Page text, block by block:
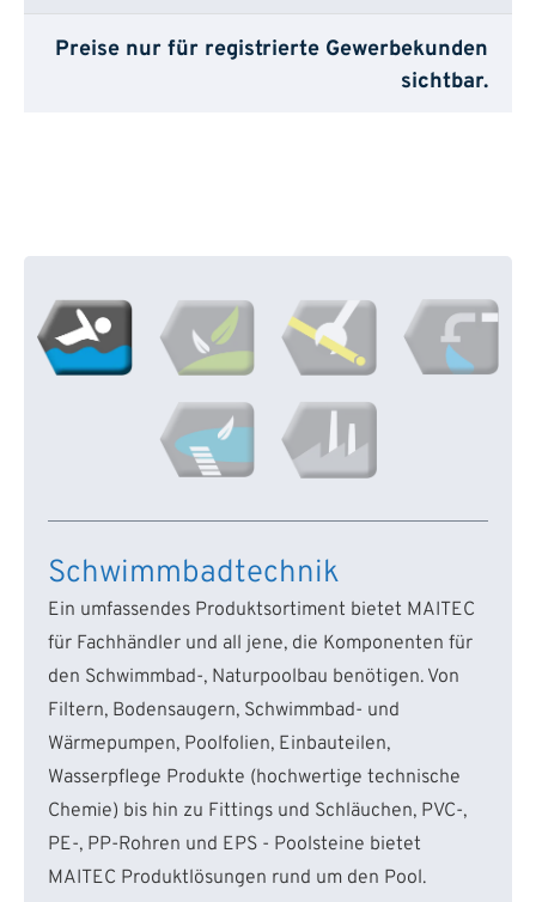
Preise nur für registrierte Gewerbekunden
sichtbar.
Schwimmbadtechnik
Ein umfassendes Produktsortiment bietet MAITEC
für Fachhändler und all jene, die Komponenten für
den Schwimmbad-, Naturpoolbau benötigen. Von
Filtern, Bodensaugern, Schwimmbad- und
Wärmepumpen, Poolfolien, Einbauteilen,
Wasserpflege Produkte (hochwertige technische
Chemie) bis hin zu Fittings und Schläuchen, PVC-,
PE-, PP-Rohren und EPS - Poolsteine bietet
MAITEC Produktlösungen rund um den Pool.